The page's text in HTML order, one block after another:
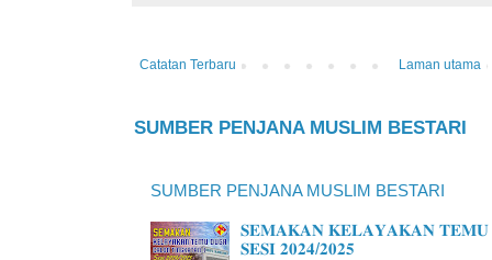
Catatan Terbaru Laman utama
SUMBER PENJANA MUSLIM BESTARI
SUMBER PENJANA MUSLIM BESTARI
𝐒𝐄𝐌𝐀𝐊𝐀𝐍 𝐊𝐄𝐋𝐀𝐘𝐀𝐊𝐀𝐍 𝐓𝐄𝐌𝐔
𝐒𝐄𝐒𝐈 𝟐𝟎𝟐𝟒/𝟐𝟎𝟐𝟓